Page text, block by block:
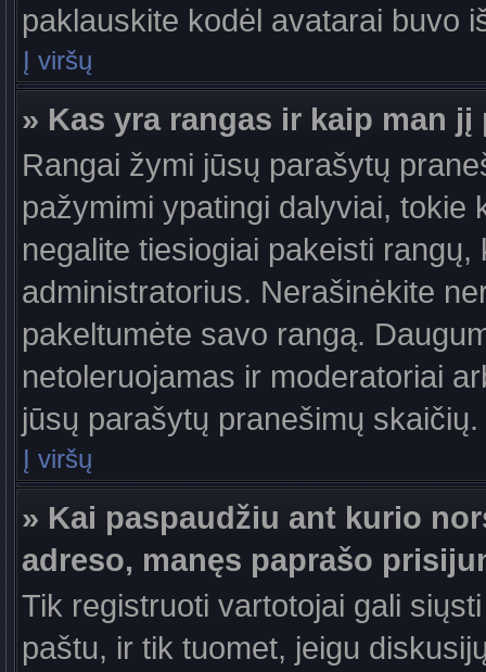
paklauskite kodėl avatarai buvo
Į viršų
» Kas yra rangas ir kaip man
Rangai žymi jūsų parašytų
pažymimi ypatingi dalyviai, tokie
negalite tiesiogiai pakeisti
administratorius. Nerašinėkite
pakeltumėte savo rangą.
netoleruojamas ir moderatoriai
jūsų parašytų pranešimų skaičių.
Į viršų
» Kai paspaudžiu ant kurio
adreso, manęs paprašo
Tik registruoti vartotojai gali
paštu, ir tik tuomet, jeigu